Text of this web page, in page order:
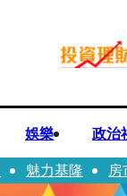
娛樂 政治
魅力基隆